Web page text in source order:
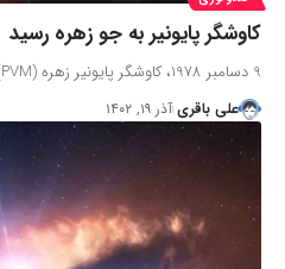
کاوشگر پایونیر به جو زهره رسید
9 دسامبر 1978، کاوشگر پایونیر زهره (PVM) ناسا داخل جو زهره شد.…
علی باقری آذر ۱۹, ۱۴۰۲